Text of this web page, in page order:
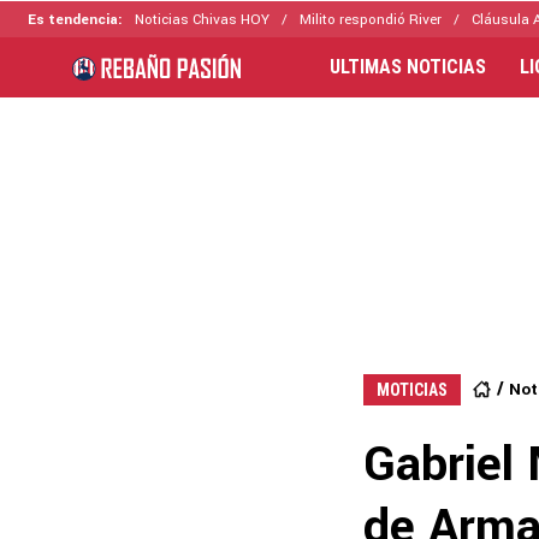
Es tendencia: Noticias Chivas HOY Milito respondió River Cláusula
ULTIMAS NOTICIAS
MOTICIAS
Gabriel